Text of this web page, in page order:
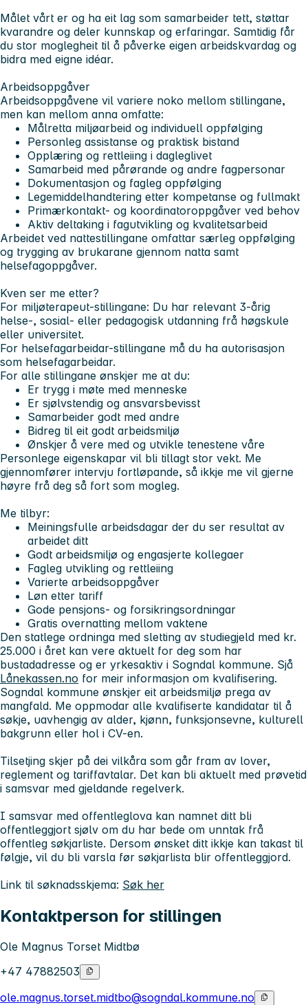
Målet vårt er og ha eit lag som samarbeider tett, støttar
kvarandre og deler kunnskap og erfaringar. Samtidig får
du stor moglegheit til å påverke eigen arbeidskvardag og
bidra med eigne idéar.
Arbeidsoppgåver
Arbeidsoppgåvene vil variere noko mellom stillingane,
men kan mellom anna omfatte:
Målretta miljøarbeid og individuell oppfølging
Personleg assistanse og praktisk bistand
Opplæring og rettleiing i dagleglivet
Samarbeid med pårørande og andre fagpersonar
Dokumentasjon og fagleg oppfølging
Legemiddelhandtering etter kompetanse og fullmakt
Primærkontakt- og koordinatoroppgåver ved behov
Aktiv deltaking i fagutvikling og kvalitetsarbeid
Arbeidet ved nattestillingane omfattar særleg oppfølging
og trygging av brukarane gjennom natta samt
helsefagoppgåver.
Kven ser me etter?
For miljøterapeut-stillingane: Du har relevant 3-årig
helse-, sosial- eller pedagogisk utdanning frå høgskule
eller universitet.
For helsefagarbeidar-stillingane må du ha autorisasjon
som helsefagarbeidar.
For alle stillingane ønskjer me at du:
Er trygg i møte med menneske
Er sjølvstendig og ansvarsbevisst
Samarbeider godt med andre
Bidreg til eit godt arbeidsmiljø
Ønskjer å vere med og utvikle tenestene våre
Personlege eigenskapar vil bli tillagt stor vekt. Me
gjennomfører intervju fortløpande, så ikkje me vil gjerne
høyre frå deg så fort som mogleg.
Me tilbyr:
Meiningsfulle arbeidsdagar der du ser resultat av
arbeidet ditt
Godt arbeidsmiljø og engasjerte kollegaer
Fagleg utvikling og rettleiing
Varierte arbeidsoppgåver
Løn etter tariff
Gode pensjons- og forsikringsordningar
Gratis overnatting mellom vaktene
Den statlege ordninga med sletting av studiegjeld med kr.
25.000 i året kan vere aktuelt for deg som har
bustadadresse og er yrkesaktiv i Sogndal kommune. Sjå
Lånekassen.no for meir informasjon om kvalifisering.
Sogndal kommune ønskjer eit arbeidsmiljø prega av
mangfald. Me oppmodar alle kvalifiserte kandidatar til å
søkje, uavhengig av alder, kjønn, funksjonsevne, kulturell
bakgrunn eller hol i CV-en.
Tilsetjing skjer på dei vilkåra som går fram av lover,
reglement og tariffavtalar. Det kan bli aktuelt med prøvetid
i samsvar med gjeldande regelverk.
I samsvar med offentleglova kan namnet ditt bli
offentleggjort sjølv om du har bede om unntak frå
offentleg søkjarliste. Dersom ønsket ditt ikkje kan takast til
følgje, vil du bli varsla før søkjarlista blir offentleggjord.
Link til søknadsskjema: Søk her
Kontaktperson for stillingen
Ole Magnus Torset Midtbø
+47 47882503
ole.magnus.torset.midtbo@sogndal.kommune.no